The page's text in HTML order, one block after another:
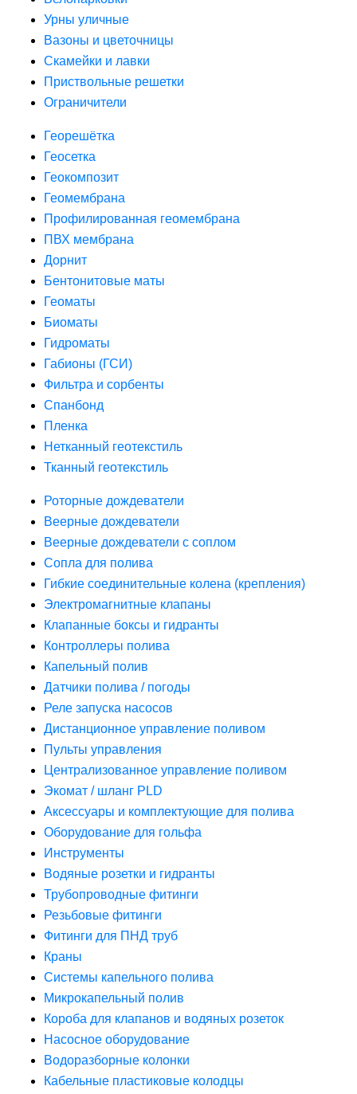
Урны уличные
Вазоны и цветочницы
Скамейки и лавки
Приствольные решетки
Ограничители
Георешётка
Геосетка
Геокомпозит
Геомембрана
Профилированная геомембрана
ПВХ мембрана
Дорнит
Бентонитовые маты
Геоматы
Биоматы
Гидроматы
Габионы (ГСИ)
Фильтра и сорбенты
Спанбонд
Пленка
Нетканный геотекстиль
Тканный геотекстиль
Роторные дождеватели
Веерные дождеватели
Веерные дождеватели с соплом
Сопла для полива
Гибкие соединительные колена (крепления)
Электромагнитные клапаны
Клапанные боксы и гидранты
Контроллеры полива
Капельный полив
Датчики полива / погоды
Реле запуска насосов
Дистанционное управление поливом
Пульты управления
Централизованное управление поливом
Экомат / шланг PLD
Аксессуары и комплектующие для полива
Оборудование для гольфа
Инструменты
Водяные розетки и гидранты
Трубопроводные фитинги
Резьбовые фитинги
Фитинги для ПНД труб
Краны
Системы капельного полива
Микрокапельный полив
Короба для клапанов и водяных розеток
Насосное оборудование
Водоразборные колонки
Кабельные пластиковые колодцы